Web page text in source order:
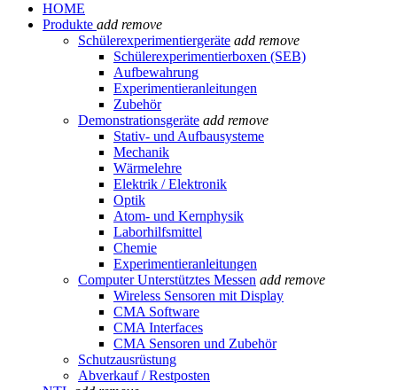
HOME
Produkte add remove
Schülerexperimentiergeräte add remove
Schülerexperimentierboxen (SEB)
Aufbewahrung
Experimentieranleitungen
Zubehör
Demonstrationsgeräte add remove
Stativ- und Aufbausysteme
Mechanik
Wärmelehre
Elektrik / Elektronik
Optik
Atom- und Kernphysik
Laborhilfsmittel
Chemie
Experimentieranleitungen
Computer Unterstütztes Messen add remove
Wireless Sensoren mit Display
CMA Software
CMA Interfaces
CMA Sensoren und Zubehör
Schutzausrüstung
Abverkauf / Restposten